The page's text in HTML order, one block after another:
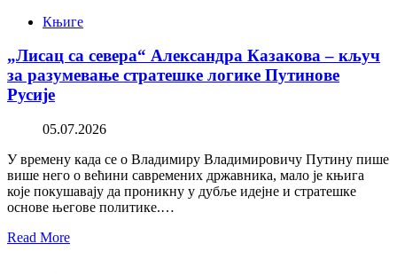
Књиге
„Лисац са севера“ Александра Казакова – кључ
за разумевање стратешке логике Путинове
Русије
05.07.2026
У времену када се о Владимиру Владимировичу Путину пише
више него о већини савремених државника, мало је књига
које покушавају да проникну у дубље идејне и стратешке
основе његове политике.…
Read More